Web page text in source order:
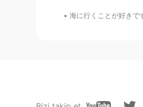
海に行くことが好きですが海で泳ぐことが